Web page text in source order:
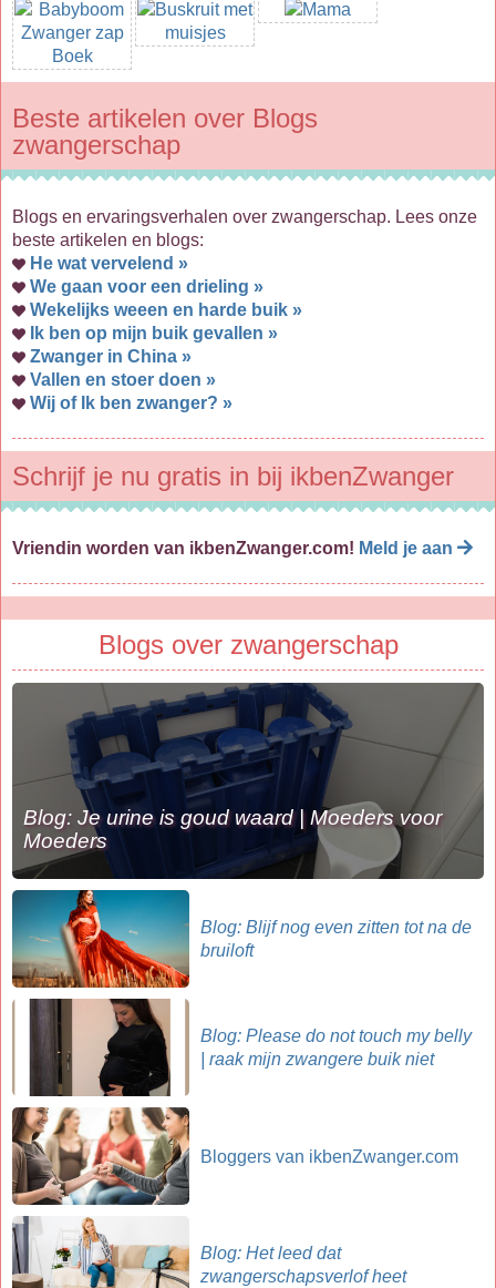
Beste artikelen over Blogs
zwangerschap
Blogs en ervaringsverhalen over zwangerschap. Lees onze
beste artikelen en blogs:
He wat vervelend »
We gaan voor een drieling »
Wekelijks weeen en harde buik »
Ik ben op mijn buik gevallen »
Zwanger in China »
Vallen en stoer doen »
Wij of Ik ben zwanger? »
Schrijf je nu gratis in bij ikbenZwanger
Vriendin worden van ikbenZwanger.com! Meld je aan
Blogs over zwangerschap
Blog: Je urine is goud waard | Moeders voor
Moeders
Blog: Blijf nog even zitten tot na de
bruiloft
Blog: Please do not touch my belly
| raak mijn zwangere buik niet
Bloggers van ikbenZwanger.com
Blog: Het leed dat
zwangerschapsverlof heet